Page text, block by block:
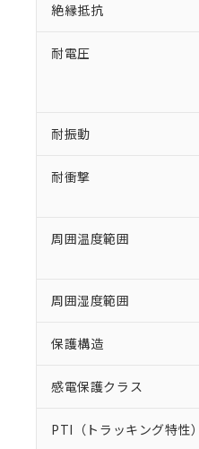
絶縁抵抗
耐電圧
耐振動
耐衝撃
周囲温度範囲
周囲湿度範囲
保護構造
感電保護クラス
PTI（トラッキング特性）